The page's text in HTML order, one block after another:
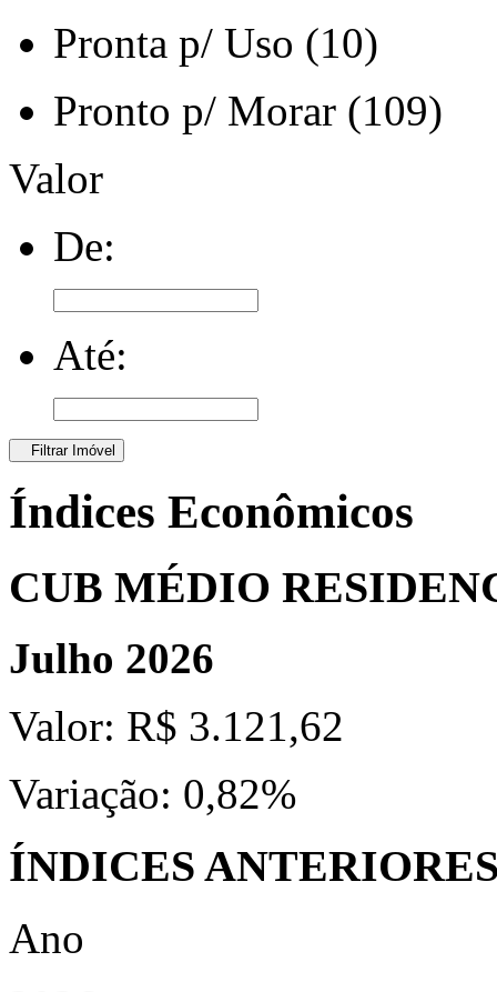
Pronta p/ Uso (10)
Pronto p/ Morar (109)
Valor
De:
Até:
Filtrar Imóvel
Índices Econômicos
CUB MÉDIO
Julho 2026
Valor: R$ 3.121,62
Variação: 0,82%
ÍNDICES
Ano